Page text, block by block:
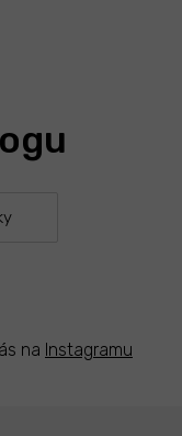
na Instagramu